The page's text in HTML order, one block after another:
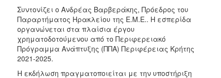
Συντονίζει ο Ανδρέας Βαρβεράκης, Πρόεδρος του
Παραρτήματος Ηρακλείου της Ε.Μ.Ε.. Η εσπερίδα
οργανώνεται στα πλαίσια έργου
χρηματοδοτούμενου από το Περιφερειακό
Πρόγραμμα Ανάπτυξης (ΠΠΑ) Περιφέρειας Κρήτης
2021-2025.
Η εκδήλωση πραγματοποιείται με την υποστήριξη